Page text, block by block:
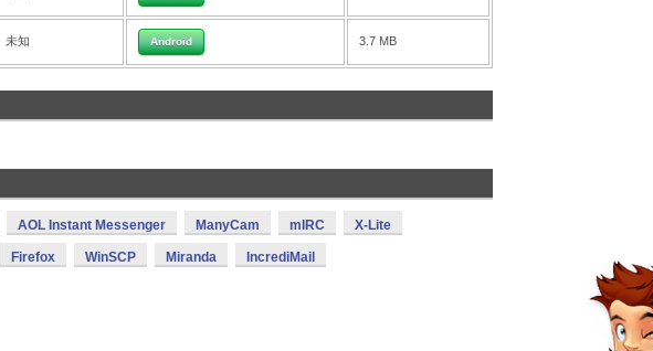
未知 Android 3.7 MB
AOL Instant Messenger ManyCam mIRC X-Lite
Firefox WinSCP Miranda IncrediMail